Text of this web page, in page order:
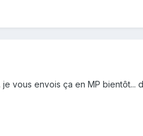
vous envois ça en MP bientôt...